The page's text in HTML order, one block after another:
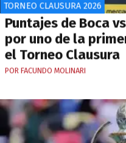
TORNEO CLAUSURA 2026
Puntajes de Boca
por uno de la
el Torneo Clausura
POR FACUNDO MOLINARI